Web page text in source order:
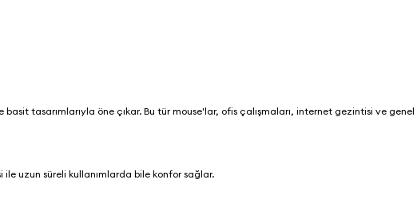
tasarımlarıyla öne çıkar. Bu tür mouse'lar, ofis çalışmaları, internet gezintisi ve genel
ile uzun süreli kullanımlarda bile konfor sağlar.